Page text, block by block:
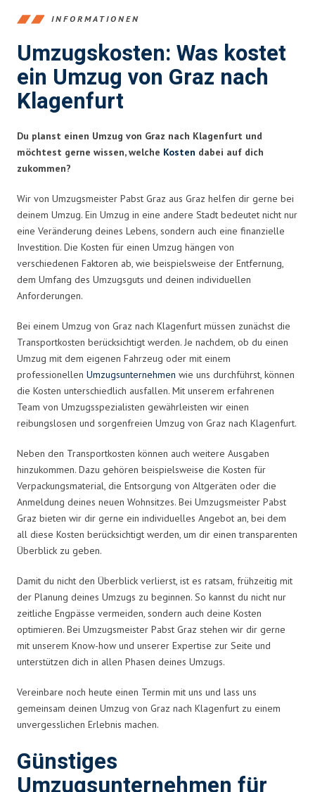
INFORMATIONEN
Umzugskosten: Was kostet
ein Umzug von Graz nach
Klagenfurt
Du planst einen Umzug von Graz nach Klagenfurt und
möchtest gerne wissen, welche Kosten dabei auf dich
zukommen?
Wir von Umzugsmeister Pabst Graz aus Graz helfen dir gerne bei
deinem Umzug. Ein Umzug in eine andere Stadt bedeutet nicht nur
eine Veränderung deines Lebens, sondern auch eine finanzielle
Investition. Die Kosten für einen Umzug hängen von
verschiedenen Faktoren ab, wie beispielsweise der Entfernung,
dem Umfang des Umzugsguts und deinen individuellen
Anforderungen.
Bei einem Umzug von Graz nach Klagenfurt müssen zunächst die
Transportkosten berücksichtigt werden. Je nachdem, ob du einen
Umzug mit dem eigenen Fahrzeug oder mit einem
professionellen Umzugsunternehmen wie uns durchführst, können
die Kosten unterschiedlich ausfallen. Mit unserem erfahrenen
Team von Umzugsspezialisten gewährleisten wir einen
reibungslosen und sorgenfreien Umzug von Graz nach Klagenfurt.
Neben den Transportkosten können auch weitere Ausgaben
hinzukommen. Dazu gehören beispielsweise die Kosten für
Verpackungsmaterial, die Entsorgung von Altgeräten oder die
Anmeldung deines neuen Wohnsitzes. Bei Umzugsmeister Pabst
Graz bieten wir dir gerne ein individuelles Angebot an, bei dem
all diese Kosten berücksichtigt werden, um dir einen transparenten
Überblick zu geben.
Damit du nicht den Überblick verlierst, ist es ratsam, frühzeitig mit
der Planung deines Umzugs zu beginnen. So kannst du nicht nur
zeitliche Engpässe vermeiden, sondern auch deine Kosten
optimieren. Bei Umzugsmeister Pabst Graz stehen wir dir gerne
mit unserem Know-how und unserer Expertise zur Seite und
unterstützen dich in allen Phasen deines Umzugs.
Vereinbare noch heute einen Termin mit uns und lass uns
gemeinsam deinen Umzug von Graz nach Klagenfurt zu einem
unvergesslichen Erlebnis machen.
Günstiges